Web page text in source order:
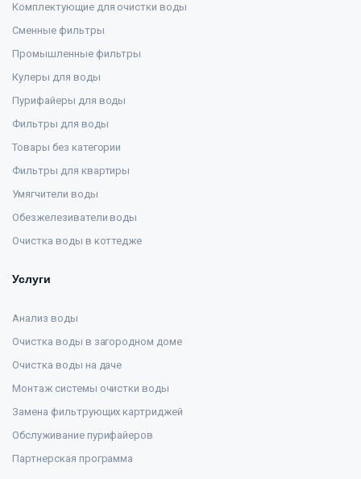
Комплектующие для очистки воды
Сменные фильтры
Промышленные фильтры
Кулеры для воды
Пурифайеры для воды
Фильтры для воды
Товары без категории
Фильтры для квартиры
Умягчители воды
Обезжелезиватели воды
Очистка воды в коттедже
Услуги
Анализ воды
Очистка воды в загородном доме
Очистка воды на даче
Монтаж системы очистки воды
Замена фильтрующих картриджей
Обслуживание пурифайеров
Партнерская программа